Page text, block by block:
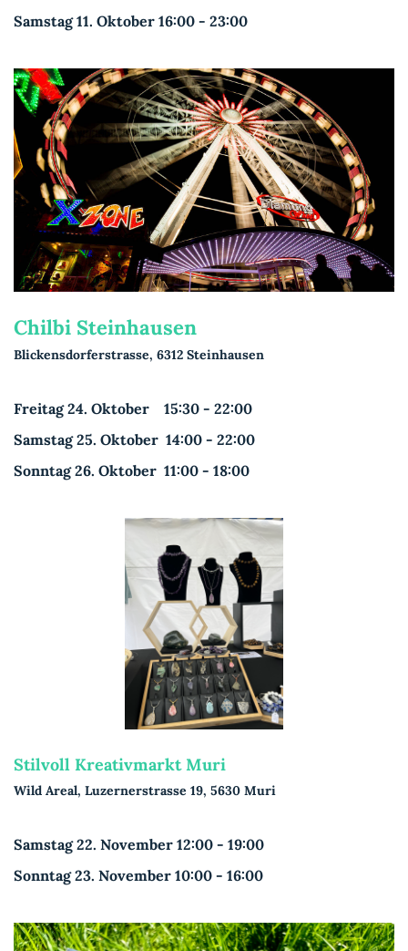
Samstag 11. Oktober 16:00 - 23:00
Chilbi Steinhausen
Blickensdorferstrasse, 6312 Steinhausen
Freitag 24. Oktober 15:30 - 22:00
Samstag 25. Oktober 14:00 - 22:00
Sonntag 26. Oktober 11:00 - 18:00
Stilvoll Kreativmarkt Muri
Wild Areal, Luzernerstrasse 19, 5630 Muri
Samstag 22. November 12:00 - 19:00
Sonntag 23. November 10:00 - 16:00